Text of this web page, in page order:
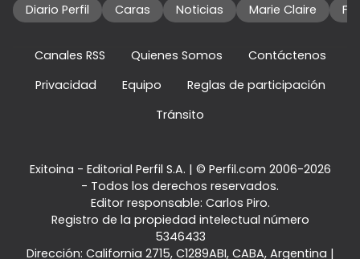
Diario Perfil Caras Noticias Marie Claire
Canales RSS Quienes Somos
Contáctenos
Privacidad
Equipo
Reglas de participación
Tránsito
Exitoina - Editorial Perfil S.A. | © Perfil.com 2006-2026
- Todos los derechos reservados.
Editor responsable: Carlos Piro.
Registro de la propiedad intelectual número
5346433
Dirección: California 2715, C1289ABI, CABA, Argentina |